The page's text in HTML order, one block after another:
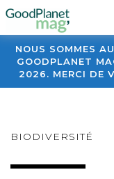
NOUS SOMMES
GOODPLANET
2026. MERCI DE
BIODIVERSITÉ